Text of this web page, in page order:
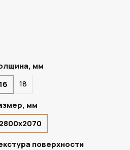
мм
16
18
мм
2800х2070
поверхности